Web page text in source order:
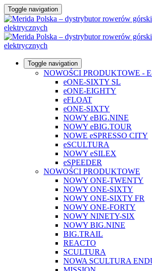
Toggle navigation
Toggle navigation
NOWOŚCI PRODUKTOWE -
eONE-SIXTY SL
eONE-EIGHTY
eFLOAT
eONE-SIXTY
NOWY eBIG.NINE
NOWY eBIG.TOUR
NOWE eSPRESSO CITY
eSCULTURA
NOWY eSILEX
eSPEEDER
NOWOŚCI PRODUKTOWE
NOWY ONE-TWENTY
NOWY ONE-SIXTY
NOWY ONE-SIXTY FR
NOWY ONE-FORTY
NOWY NINETY-SIX
NOWY BIG.NINE
BIG.TRAIL
REACTO
SCULTURA
NOWA SCULTURA